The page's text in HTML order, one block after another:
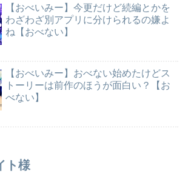
【おべいみー】今更だけど続編とかを
わざわざ別アプリに分けられるの嫌よ
ね【おべない】
【おべいみー】おべない始めたけどス
トーリーは前作のほうが面白い？【お
べない】
ト様